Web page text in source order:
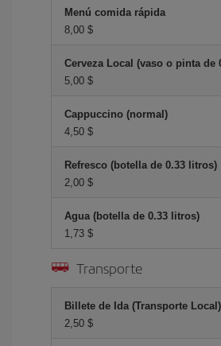
Menú comida rápida
8,00 $
Cerveza Local (vaso o pinta de
5,00 $
Cappuccino (normal)
4,50 $
Refresco (botella de 0.33 litros)
2,00 $
Agua (botella de 0.33 litros)
1,73 $
Transporte
Billete de Ida (Transporte Local)
2,50 $